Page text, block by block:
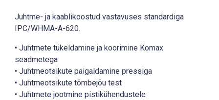
Juhtme- ja kaablikoostud vastavuses standardiga
IPC/WHMA-A-620.
• Juhtmete tükeldamine ja koorimine Komax
seadmetega
• Juhtmeotsikute paigaldamine pressiga
• Juhtmeotsikute tõmbejõu test
• Juhtmete jootmine pistikühendustele